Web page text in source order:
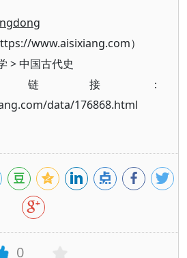
www.aisixiang.com）
>中国古代史
链接：
data/176868.html
0